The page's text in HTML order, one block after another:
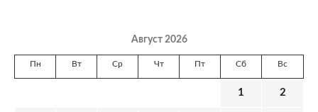
Август 2026
Пн Вт Ср Чт Пт Сб Вс
1 2